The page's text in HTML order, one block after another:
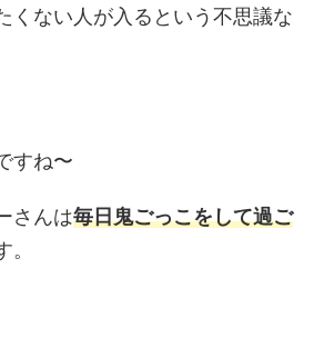
くない人が入るという不思議な
すね〜
さんは毎日鬼ごっこをして過ご